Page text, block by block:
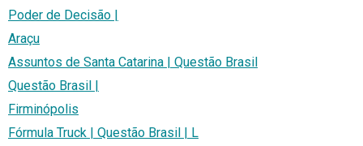
Poder de Decisão |
Araçu
Assuntos de Santa Catarina | Questão Brasil
Questão Brasil |
Firminópolis
Fórmula Truck | Questão Brasil | L